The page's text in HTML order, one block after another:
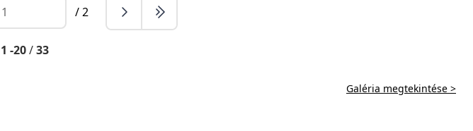
/ 2
1 -20/33
Galéria megtekintése >